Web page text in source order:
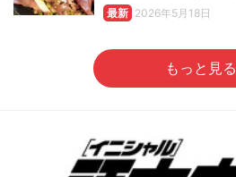
最新 2026年5月18日
もっと見る